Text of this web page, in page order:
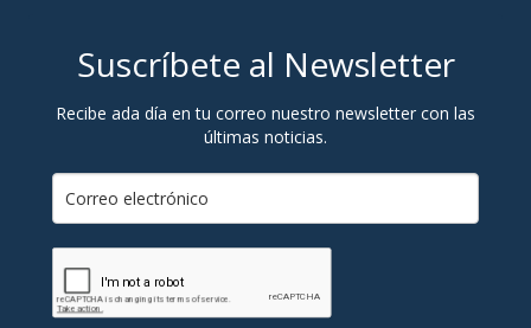
Suscríbete al Newsletter
Recibe ada día en tu correo nuestro newsletter con las
últimas noticias.